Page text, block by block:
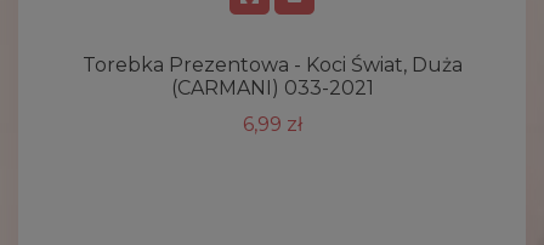
Torebka Prezentowa - Koci Świat, Duża
(CARMANI) 033-2021
6,99 zł